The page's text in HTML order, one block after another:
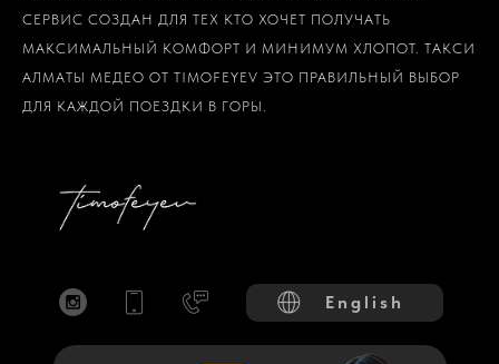
СЕРВИС СОЗДАН ДЛЯ ТЕХ КТО ХОЧЕТ ПОЛУЧАТЬ
МАКСИМАЛЬНЫЙ КОМФОРТ И МИНИМУМ ХЛОПОТ. ТАКСИ
АЛМАТЫ МЕДЕО ОТ TIMOFEYEV ЭТО ПРАВИЛЬНЫЙ ВЫБОР
ДЛЯ КАЖДОЙ ПОЕЗДКИ В ГОРЫ.
English